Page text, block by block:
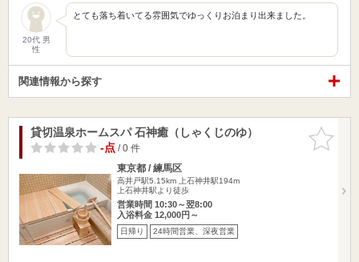
20代 男
性
とても落ち着いてる雰囲気でゆっくりお泊まり出来ました。
関連情報から探す
お気に入
りに追加
貸切温泉ホームスパ 石神癒（しゃくじのゆ）
-点/ 0 件
東京都 / 練馬区
高井戸駅5.15km
上石神井駅194m
上石神井駅より徒歩
営業時間 10:30～翌8:00
入浴料金 12,000円～
日帰り 24時間営業、深夜営業